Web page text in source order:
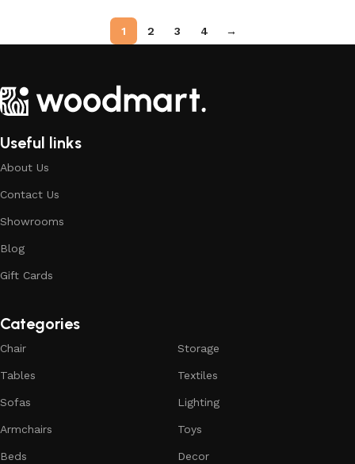
1 2 3 4 →
Useful links
About Us
Contact Us
Showrooms
Blog
Gift Cards
Categories
Chair
Tables
Sofas
Armchairs
Beds
Storage
Textiles
Lighting
Toys
Decor